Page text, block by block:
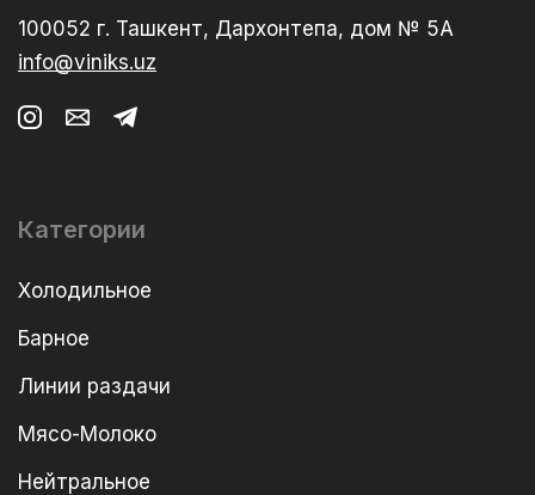
100052 г. Ташкент, Дархонтепа, дом № 5А
info@viniks.uz
Категории
Холодильное
Барное
Линии раздачи
Мясо-Молоко
Нейтральное